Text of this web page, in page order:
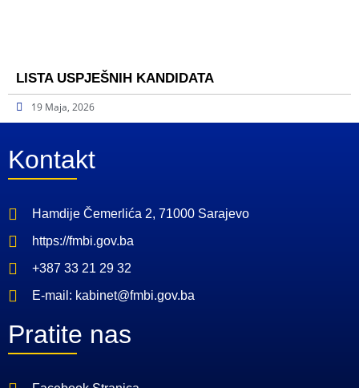
LISTA USPJEŠNIH KANDIDATA
19 Maja, 2026
Kontakt
Hamdije Čemerlića 2, 71000 Sarajevo
https://fmbi.gov.ba
+387 33 21 29 32
E-mail: kabinet@fmbi.gov.ba
Pratite nas